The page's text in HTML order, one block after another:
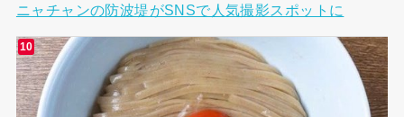
ニャチャンの防波堤がSNSで人気撮影スポットに